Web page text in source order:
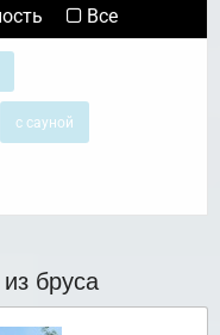
Все
с сауной
бруса